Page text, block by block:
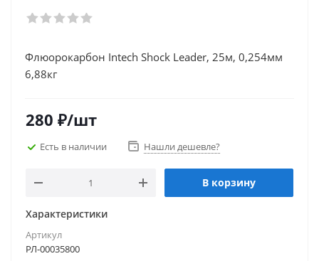
Флюорокарбон Intech Shock Leader, 25м, 0,254мм
6,88кг
280 ₽/шт
Есть в наличии Нашли дешевле?
В корзину
Характеристики
Артикул
РЛ-00035800